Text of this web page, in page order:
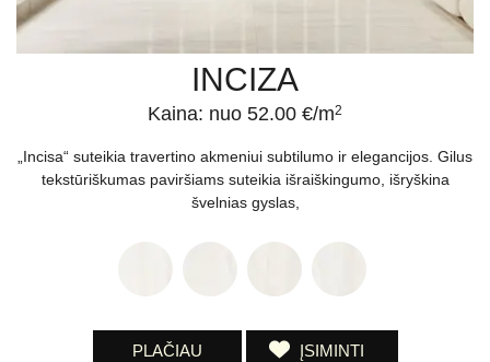
INCIZA
Kaina: nuo 52.00 €/m2
„Incisa“ suteikia travertino akmeniui subtilumo ir elegancijos. Gilus
tekstūriškumas paviršiams suteikia išraiškingumo, išryškina
švelnias gyslas,
PLAČIAU ĮSIMINTI